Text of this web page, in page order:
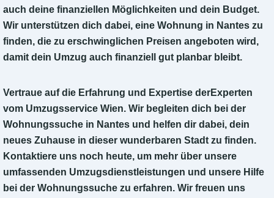
auch deine finanziellen Möglichkeiten und dein Budget.
Wir unterstützen dich dabei, eine Wohnung in Nantes zu
finden, die zu erschwinglichen Preisen angeboten wird,
damit dein Umzug auch finanziell gut planbar bleibt.
Vertraue auf die Erfahrung und Expertise derExperten
vom Umzugsservice Wien. Wir begleiten dich bei der
Wohnungssuche in Nantes und helfen dir dabei, dein
neues Zuhause in dieser wunderbaren Stadt zu finden.
Kontaktiere uns noch heute, um mehr über unsere
umfassenden Umzugsdienstleistungen und unsere Hilfe
bei der Wohnungssuche zu erfahren. Wir freuen uns